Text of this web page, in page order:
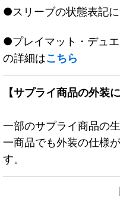
●スリーブの状態表記
●プレイマット・デュ
の詳細はこちら
【サプライ商品の外装
一部のサプライ商品の
一商品でも外装の仕様
す。